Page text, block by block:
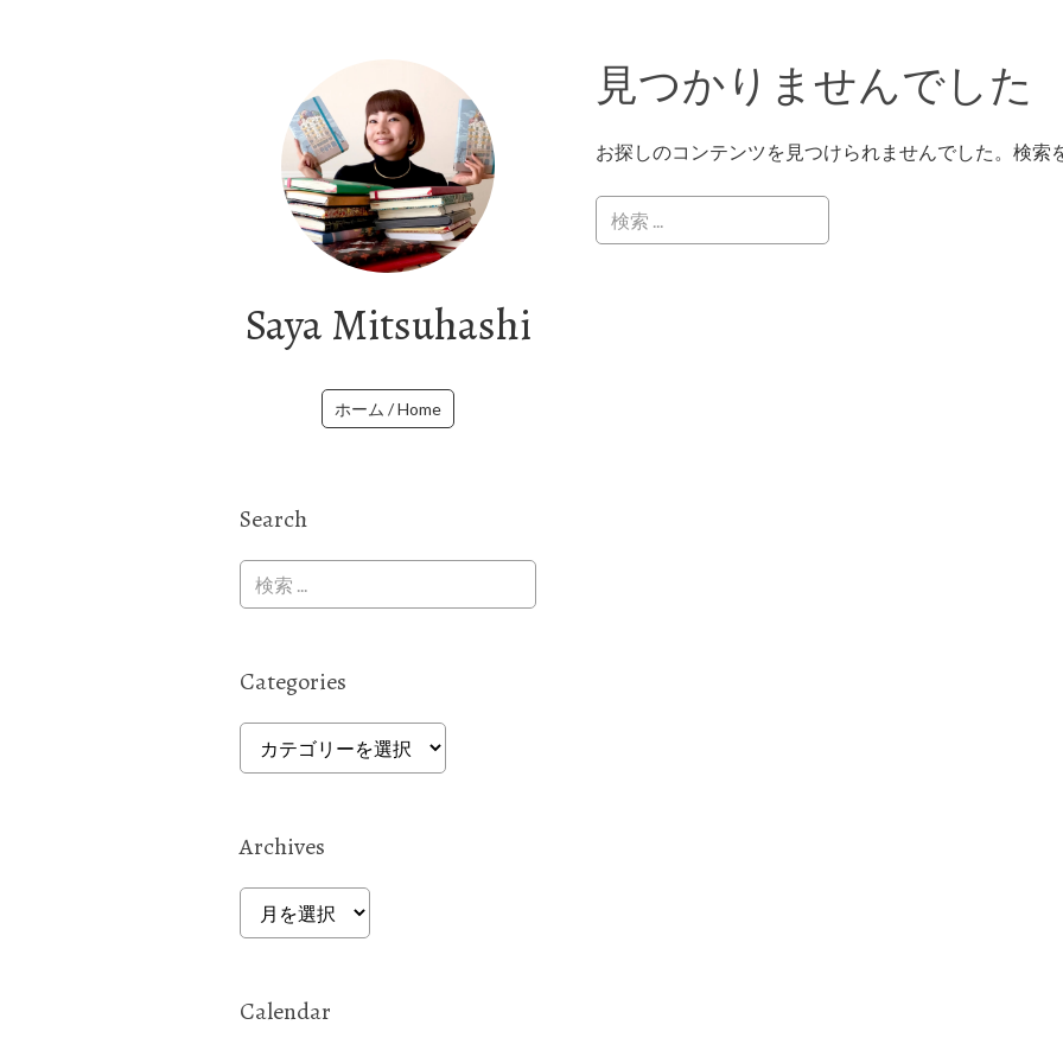
Saya Mitsuhashi
ホーム / Home
見つかりませんでした
お探しのコンテンツを見つけられませんでした。検索
Search
Categories
Categories
Archives
Archives
Calendar